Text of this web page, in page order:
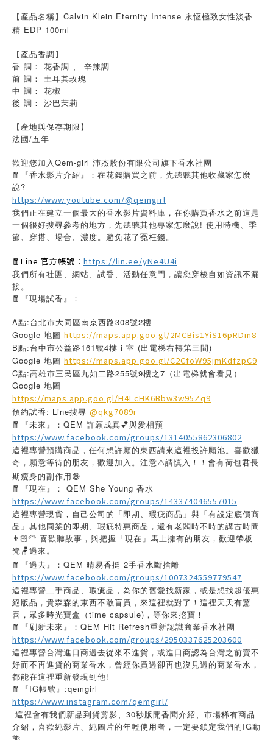
【產品名稱】Calvin Klein Eternity Intense 永恆極致女性淡香
精 EDP 100ml
【產品香調】
香 調： 花香調 、 辛辣調
前 調： 土耳其玫瑰
中 調： 花椒
後 調： 沙巴茉莉
【產地與保存期限】
法國/五年
歡迎您加入Qem-girl 沛杰股份有限公司旗下香水社團
🧧『香水影片介紹』：在花錢購買之前，先聽聽其他收藏家怎麼
說?
https://www.youtube.com/@qemgirl
我們正在建立一個最大的香水影片資料庫，在你購買香水之前這是
一個很好搜尋參考的地方，先聽聽其他專家怎麼說! 使用時機、季
節、穿搭、場合、濃度。避免花了冤枉錢。
🧧Line 官方帳號： https://lin.ee/yNe4U4i
我們所有社團、網站、試香、活動任意門，讓您穿梭自如資訊不漏
接。
🧧『現場試香』：
A點:台北市大同區南京西路308號2樓
Google 地圖 https://maps.app.goo.gl/2MCBis1YiS16pRDm8
B點:台中市公益路161號4樓 i 室 (出電梯右轉第三間)
Google 地圖 https://maps.app.goo.gl/C2CfoW95jmKdfzpC9
C點:高雄市三民區九如二路255號9樓之7（出電梯就會看見）
Google 地圖
https://maps.app.goo.gl/H4LcHK6Bbw3w95Zq9
預約試香: Line搜尋 @qkg7089r
🧧『未來』：QEM 許願成真💕與愛相預
https://www.facebook.com/groups/1314055862306802
這裡專營預購商品，任何想許願的東西請來這裡投許願池。喜歡獵
奇，願意等待的朋友，歡迎加入。注意⚠️請慎入！！會有荷包君長
期瘦身的副作用😄
🧧『現在』： QEM She Young 香水
https://www.facebook.com/groups/143374046557015
這裡專營現貨，自己公司的「即期、瑕疵商品」與「有設定底價商
品」其他同業的即期、瑕疵特惠商品，還有老闆時不時的講古時間
👨🏻‍🦳 喜歡聽故事，與把握「現在」馬上擁有的朋友，歡迎帶板
凳🪑過來。
🧧『過去』：QEM 晴易香挺 2手香水斷捨離
https://www.facebook.com/groups/1007324559779547
這裡專營二手商品、瑕疵品，為你的舊愛找新家，或是想找超優惠
絕版品，貴森森的東西不敢盲買，來這裡就對了！這裡天天有驚
喜，眾多時光寶盒（time capsule)，等你來挖寶！
🧧『刷新未來』：QEM Hit Refresh重新認識商業香水社團
https://www.facebook.com/groups/2950337625203600
這裡專營台灣進口商過去從來不進貨，或進口商認為台灣之前賣不
好而不再進貨的商業香水，曾經你買過卻再也沒見過的商業香水，
都能在這裡重新發現到他!
🧧『IG帳號』:qemgirl
https://www.instagram.com/qemgirl/
這裡會有我們新品到貨剪影、30秒版開香聞介紹、市場稀有商品
介紹，喜歡純影片、純圖片的年輕使用者，一定要鎖定我們的IG動